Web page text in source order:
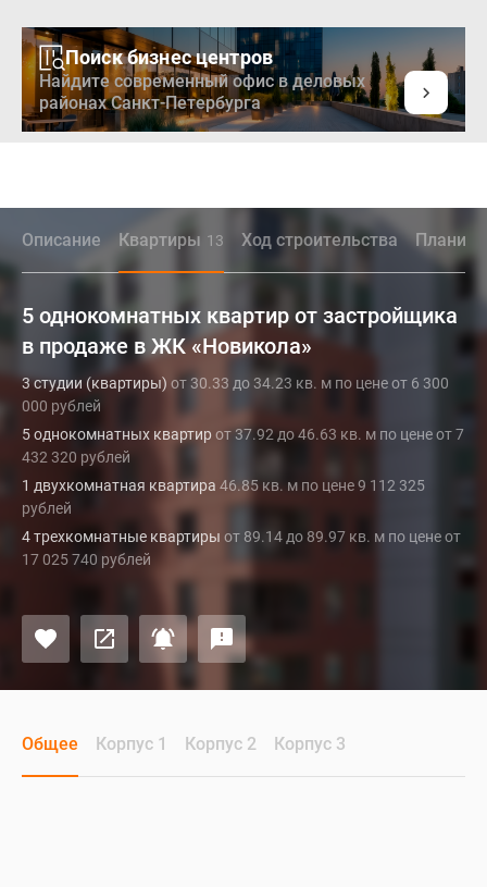
Поиск бизнес центров
Найдите современный офис в деловых
районах Санкт-Петербурга
Описание Квартиры 13 Ход строительства
5 однокомнатных квартир от застройщика
в продаже в ЖК «Новикола»
3 студии (квартиры) от 30.33 до 34.23 кв. м по цене от 6 300
000 рублей
5 однокомнатных квартир от 37.92 до 46.63 кв. м по цене от 7
432 320 рублей
1 двухкомнатная квартира 46.85 кв. м по цене 9 112 325
рублей
4 трехкомнатные квартиры от 89.14 до 89.97 кв. м по цене от
17 025 740 рублей
Общее Корпус 1 Корпус 2 Корпус 3